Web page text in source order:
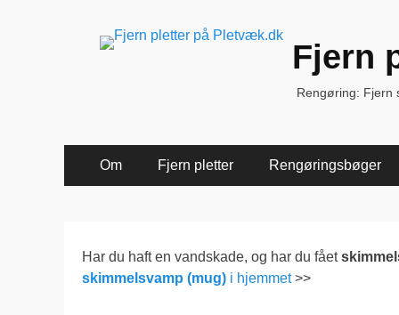
Fjern
Rengøring: Fjern
Primær
Menu
Om Fjern pletter Rengøringsbøger
Har du haft en vandskade, og har du fået
skimmelsvamp (mug) i hjemmet>>